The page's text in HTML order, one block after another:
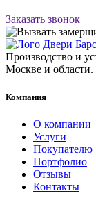
Заказать звонок
Производство и
Москве и области.
Компания
О компании
Услуги
Покупателю
Портфолио
Отзывы
Контакты